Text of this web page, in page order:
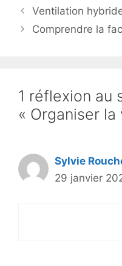
Ventilation
Comprendre la
1 réflexion au
« Organiser
Sylvie
29 janvier